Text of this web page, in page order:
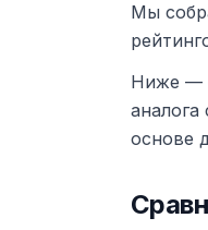
Мы
Ниже —
основе